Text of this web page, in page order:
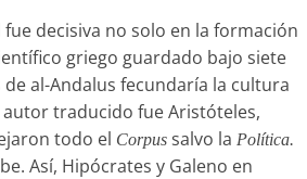
decisiva no solo en la formación
griego guardado bajo siete
al-Andalus fecundaría la cultura
traducido fue Aristóteles,
todo el Corpus salvo la Política.
Así, Hipócrates y Galeno en